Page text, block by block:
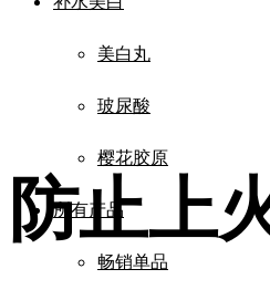
美白丸
玻尿酸
樱花胶原
所有产品
畅销单品
防止上